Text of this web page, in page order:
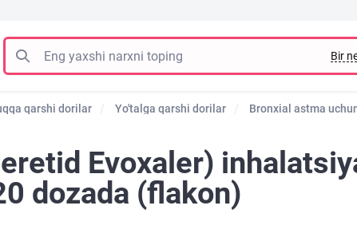
Bir
qarshi dorilar Yo'talga qarshi dorilar Bronxial astma
Evoxaler)
dozada (flakon)